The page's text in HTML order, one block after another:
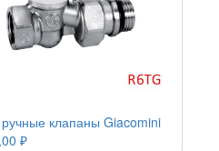
клапаны Giacomini
₽